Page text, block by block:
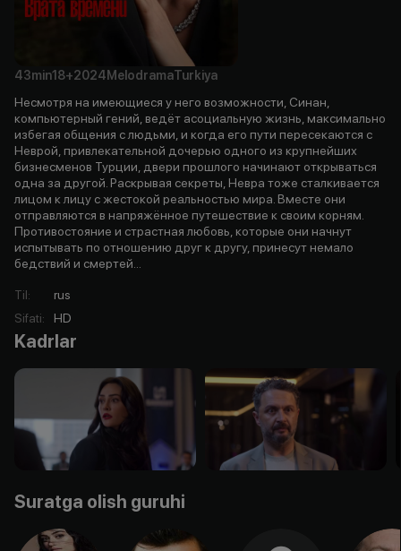
43min18+2024 MelodramaTurkiya
Несмотря на имеющиеся у него возможности, Синан,
компьютерный гений, ведёт асоциальную жизнь, максимально
избегая общения с людьми, и когда его пути пересекаются с
Неврой, привлекательной дочерью одного из крупнейших
бизнесменов Турции, двери прошлого начинают открываться
одна за другой. Раскрывая секреты, Невра тоже сталкивается
лицом к лицу с жестокой реальностью мира. Вместе они
отправляются в напряжённое путешествие к своим корням.
Противостояние и страстная любовь, которые они начнут
испытывать по отношению друг к другу, принесут немало
бедствий и смертей...
Til:
rus
Sifati: HD
Kadrlar
Suratga olish guruhi